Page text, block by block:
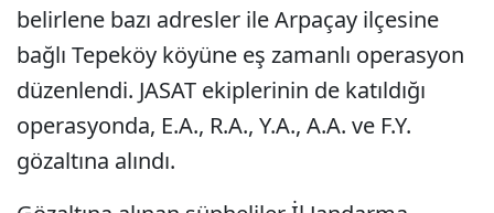
belirlene bazı adresler ile Arpaçay ilçesine
bağlı Tepeköy köyüne eş zamanlı operasyon
düzenlendi. JASAT ekiplerinin de katıldığı
operasyonda, E.A., R.A., Y.A., A.A. ve F.Y.
gözaltına alındı.